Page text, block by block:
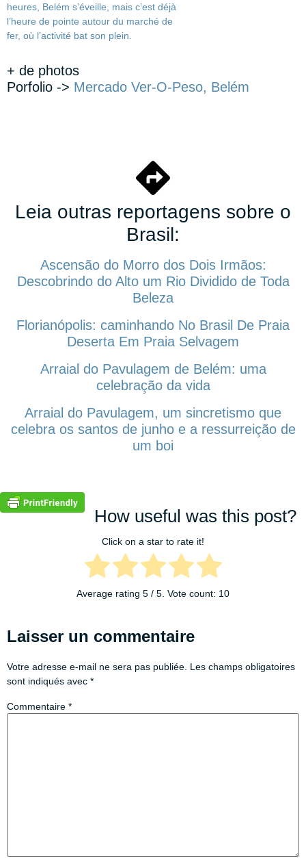
+ de photos
Porfolio -> Mercado Ver-O-Peso, Belém
Leia outras reportagens sobre o
Brasil:
Ascensão do Morro dos Dois Irmãos:
Descobrindo do Alto um Rio Dividido de Toda
Beleza
Florianópolis: caminhando No Brasil De Praia
Deserta Em Praia Selvagem
Arraial do Pavulagem de Belém: uma
celebração da vida
Arraial do Pavulagem, um sincretismo que
celebra os santos de junho e a ressurreição de
um boi
How useful was this post?
Click on a star to rate it!
Average rating 5 / 5. Vote count: 10
Laisser un commentaire
Votre adresse e-mail ne sera pas publiée. Les champs obligatoires
sont indiqués avec *
Commentaire *